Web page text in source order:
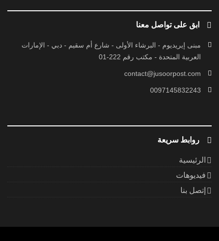
ابق على تواصل معنا
مبنى إيريديوم - البرشاء الأولى - شارع أم سقيم - دبي - الإمارات
العربية المتحدة - مكتب رقم 222-01
contact@jusoorpost.com
0097145832243
روابط سريعة
الرئيسية
فيديوهات
إتصل بنا